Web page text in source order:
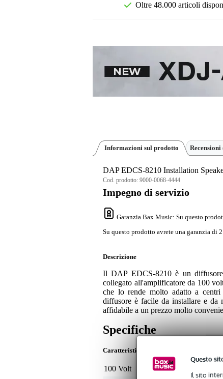
Questo
Il sito
Oltre 48.000 articoli
Informazioni sul prodotto Recensioni
DAP EDCS-8210 Installation
Cod. prodotto: 9000-0068-4444
Impegno di servizio
Garanzia Bax Music: Su questo
Su questo prodotto avrete una garanzia di 2
Descrizione
Il DAP EDCS-8210 è un
collegato all'amplificatore da 100
che lo rende molto adatto a
diffusore è facile da installare e da
affidabile a un prezzo molto
Specifiche
Caratteristiche
100 Volt